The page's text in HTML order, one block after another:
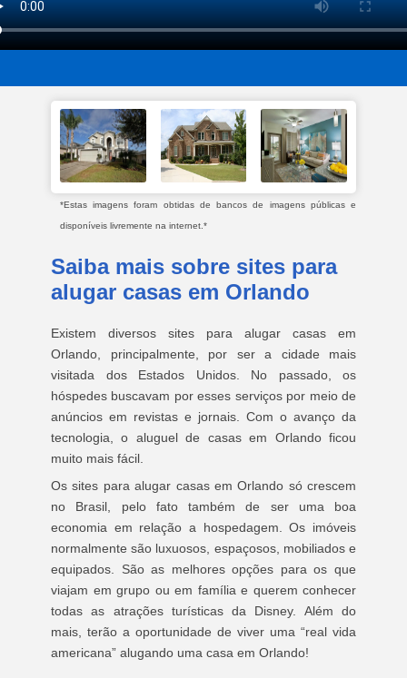
*Estas imagens foram obtidas de bancos de imagens públicas e
disponíveis livremente na internet.*
Saiba mais sobre sites para
alugar casas em Orlando
Existem diversos sites para alugar casas em
Orlando, principalmente, por ser a cidade mais
visitada dos Estados Unidos. No passado, os
hóspedes buscavam por esses serviços por meio de
anúncios em revistas e jornais. Com o avanço da
tecnologia, o aluguel de casas em Orlando ficou
muito mais fácil.
Os sites para alugar casas em Orlando só crescem
no Brasil, pelo fato também de ser uma boa
economia em relação a hospedagem. Os imóveis
normalmente são luxuosos, espaçosos, mobiliados e
equipados. São as melhores opções para os que
viajam em grupo ou em família e querem conhecer
todas as atrações turísticas da Disney. Além do
mais, terão a oportunidade de viver uma “real vida
americana” alugando uma casa em Orlando!